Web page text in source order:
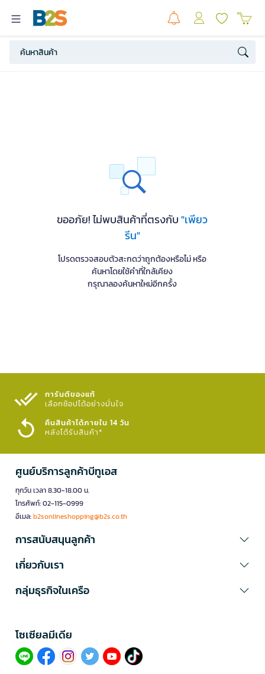
ขออภัย! ไม่พบสินค้าที่ตรงกับ"เพียว
รีน"
โปรดตรวจสอบตัวสะกดว่าถูกต้องหรือไม่ หรือ
ค้นหาโดยใช้คำที่ใกล้เคียง
กรุณาลองค้นหาใหม่อีกครั้ง
การันตีของแท้
เลือกช้อปได้อย่างมั่นใจ​
คืนสินค้าได้ภายใน 14 วัน
หลังได้รับสินค้า*
ศูนย์บริการลูกค้าบีทูเอส
ทุกวัน เวลา 8.30-18.00 น.
โทรศัพท์: 02-115-0999
อีเมล:b2sonlineshopping@b2s.co.th
การสนับสนุนลูกค้า
เกี่ยวกับเรา
กลุ่มธุรกิจในเครือ
โซเซียลมีเดีย​